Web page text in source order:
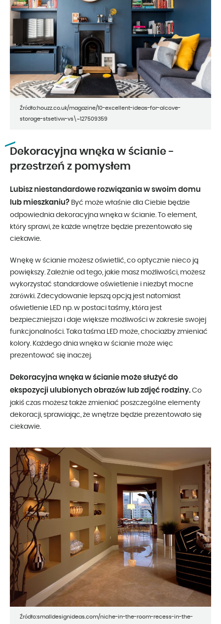
Źródło:houzz.co.uk/magazine/10-excellent-ideas-for-alcove-
storage-stsetivw-vs\~127509359
Dekoracyjna wnęka w ścianie -
przestrzeń z pomysłem
Lubisz niestandardowe rozwiązania w swoim domu
lub mieszkaniu? Być może właśnie dla Ciebie będzie
odpowiednia dekoracyjna wnęka w ścianie. To element,
który sprawi, że każde wnętrze będzie prezentowało się
ciekawie.
Wnękę w ścianie możesz oświetlić, co optycznie nieco ją
powiększy. Zależnie od tego, jakie masz możliwości, możesz
wykorzystać standardowe oświetlenie i niezbyt mocne
żarówki. Zdecydowanie lepszą opcją jest natomiast
oświetlenie LED np. w postaci taśmy, która jest
bezpieczniejsza i daje większe możliwości w zakresie swojej
funkcjonalności. Taka taśma LED może, chociażby zmieniać
kolory. Każdego dnia wnęka w ścianie może więc
prezentować się inaczej.
Dekoracyjna wnęka w ścianie może służyć do
ekspozycji ulubionych obrazów lub zdjęć rodziny. Co
jakiś czas możesz także zmieniać poszczególne elementy
dekoracji, sprawiając, że wnętrze będzie prezentowało się
ciekawie.
Źródło:smalldesignideas.com/niche-in-the-room-recess-in-the-